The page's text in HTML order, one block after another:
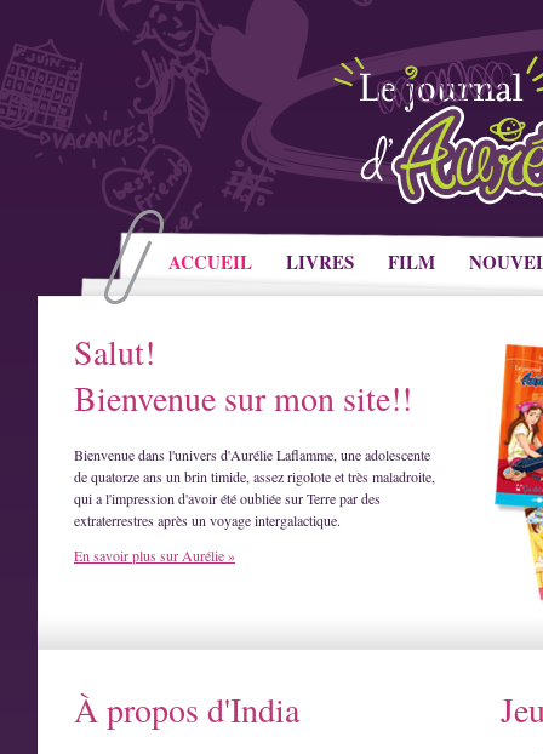
ACCUEIL LIVRES FILM
Salut!
Bienvenue sur mon site!!
Bienvenue dans l'univers d'Aurélie Laflamme, une adolescente
de quatorze ans un brin timide, assez rigolote et très maladroite,
qui a l'impression d'avoir été oubliée sur Terre par des
extraterrestres après un voyage intergalactique.
En savoir plus sur Aurélie »
À propos d'India